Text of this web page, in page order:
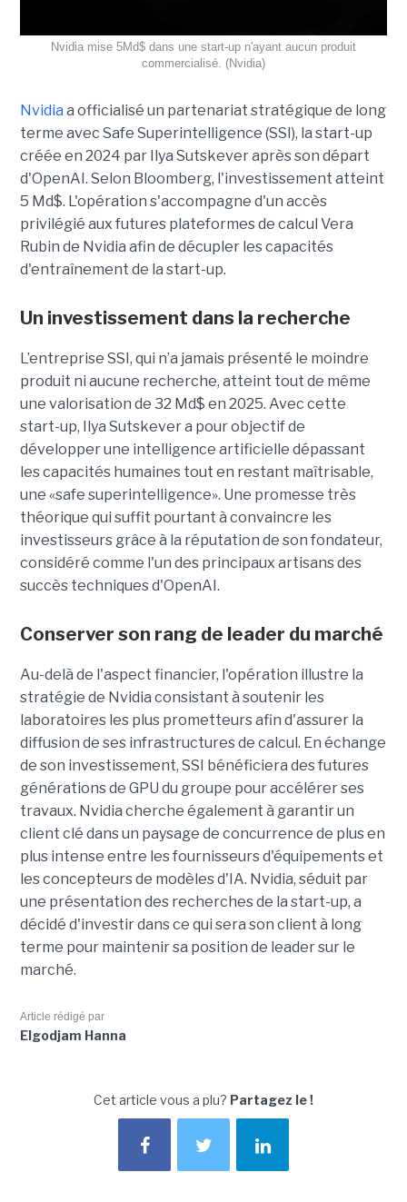
Nvidia mise 5Md$ dans une start-up n'ayant aucun produit
commercialisé. (Nvidia)
Nvidia a officialisé un partenariat stratégique de long
terme avec Safe Superintelligence (SSI), la start-up
créée en 2024 par Ilya Sutskever après son départ
d'OpenAI. Selon Bloomberg, l'investissement atteint
5 Md$. L'opération s'accompagne d'un accès
privilégié aux futures plateformes de calcul Vera
Rubin de Nvidia afin de décupler les capacités
d'entraînement de la start-up.
Un investissement dans la recherche
L’entreprise SSI, qui n’a jamais présenté le moindre
produit ni aucune recherche, atteint tout de même
une valorisation de 32 Md$ en 2025. Avec cette
start-up, Ilya Sutskever a pour objectif de
développer une intelligence artificielle dépassant
les capacités humaines tout en restant maîtrisable,
une «safe superintelligence». Une promesse très
théorique qui suffit pourtant à convaincre les
investisseurs grâce à la réputation de son fondateur,
considéré comme l'un des principaux artisans des
succès techniques d'OpenAI.
Conserver son rang de leader du marché
Au-delà de l'aspect financier, l'opération illustre la
stratégie de Nvidia consistant à soutenir les
laboratoires les plus prometteurs afin d'assurer la
diffusion de ses infrastructures de calcul. En échange
de son investissement, SSI bénéficiera des futures
générations de GPU du groupe pour accélérer ses
travaux. Nvidia cherche également à garantir un
client clé dans un paysage de concurrence de plus en
plus intense entre les fournisseurs d'équipements et
les concepteurs de modèles d'IA. Nvidia, séduit par
une présentation des recherches de la start-up, a
décidé d'investir dans ce qui sera son client à long
terme pour maintenir sa position de leader sur le
marché.
Article rédigé par
Elgodjam Hanna
Cet article vous a plu? Partagez le !